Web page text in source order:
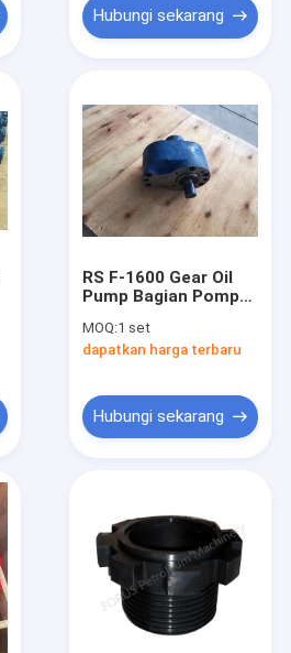
Hubungi sekarang
RS F-1600 Gear Oil
Pump Bagian Pompa
/ mnt
MOQ:1 set
dapatkan harga terbaru
Hubungi sekarang